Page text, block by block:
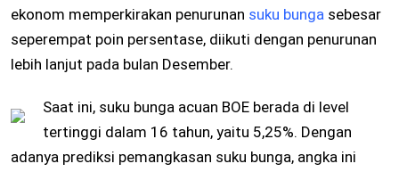
ekonom memperkirakan penurunan suku bunga sebesar
seperempat poin persentase, diikuti dengan penurunan
lebih lanjut pada bulan Desember.
Saat ini, suku bunga acuan BOE berada di level
tertinggi dalam 16 tahun, yaitu 5,25%. Dengan
adanya prediksi pemangkasan suku bunga, angka ini